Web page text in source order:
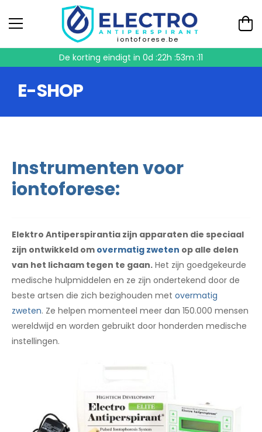
iontoforese.be
De korting eindigt in 0d :22h :53m :10
E-SHOP
Instrumenten voor
iontoforese:
Elektro Antiperspirantia zijn apparaten die speciaal
zijn ontwikkeld om overmatig zweten op alle delen
van het lichaam tegen te gaan. Het zijn goedgekeurde
medische hulpmiddelen en ze zijn ondertekend door de
beste artsen die zich bezighouden met overmatig
zweten. Ze helpen momenteel meer dan 150.000 mensen
wereldwijd en worden gebruikt door honderden medische
instellingen.